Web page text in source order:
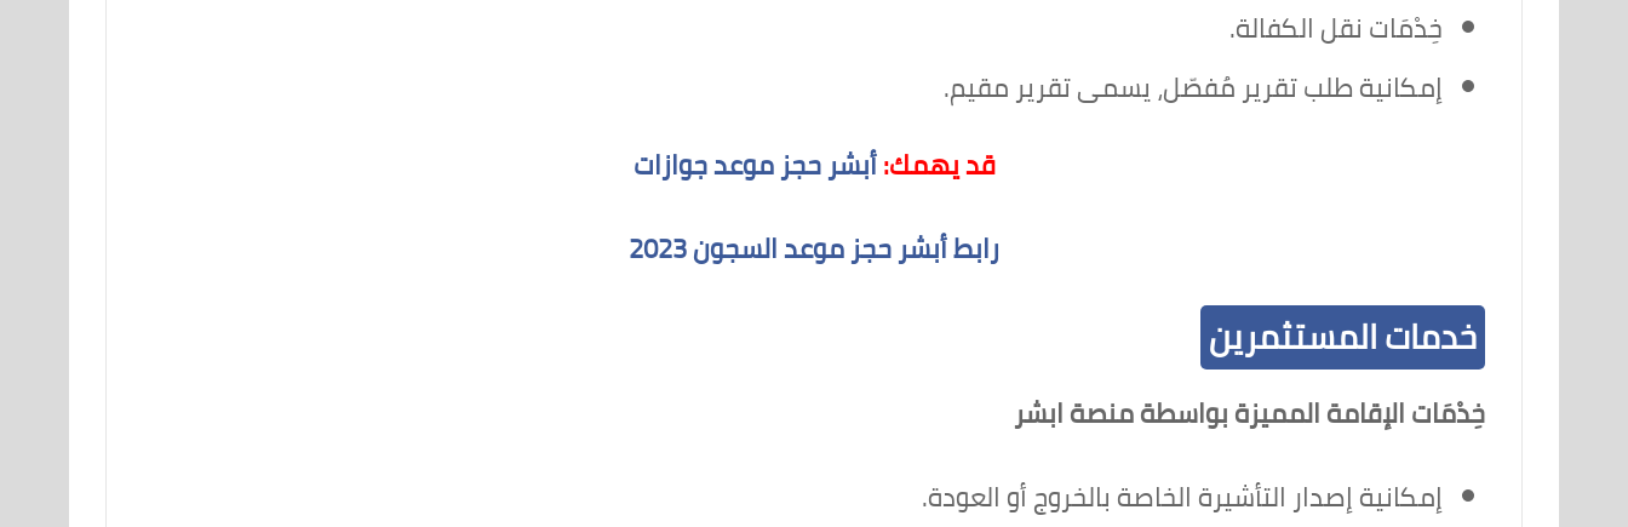
خِدْمَات نقل الكفالة.
إمكانية طلب تقرير مُفصّل، يسمى تقرير مقيم.
قد يهمك:أبشر حجز موعد جوازات
رابط أبشر حجز موعد السجون 2023
خدمات المستثمرين
خِدْمَات الإقامة المميزة بواسطة منصة ابشر
إمكانية إصدار التأشيرة الخاصة بالخروج أو العودة.